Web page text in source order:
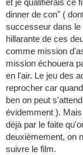
et je qualifierais ce
dinner de con" (
successeur dans le
hillarante de ces
comme mission
mission échouera
en l'air. Le jeu des
reprocher car
ben on peut
évidemment ).
déjà par le faite
deuxièmement, on
suivre le film.